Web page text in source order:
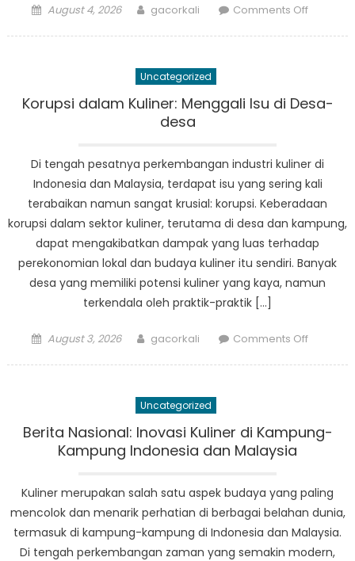
Posted
August 4, 2026 Author
gacorkali Comments Offon
Makanan
Malaysia
Uncategorized
Korupsi dalam Kuliner: Menggali Isu di Desa-
desa
Di tengah pesatnya perkembangan industri kuliner di
Indonesia dan Malaysia, terdapat isu yang sering kali
terabaikan namun sangat krusial: korupsi. Keberadaan
korupsi dalam sektor kuliner, terutama di desa dan kampung,
dapat mengakibatkan dampak yang luas terhadap
perekonomian lokal dan budaya kuliner itu sendiri. Banyak
desa yang memiliki potensi kuliner yang kaya, namun
terkendala oleh praktik-praktik […]
Posted
August 3, 2026 Author
gacorkali Comments Offon
Isu
Uncategorized
Berita Nasional: Inovasi Kuliner di Kampung-
Kampung Indonesia dan Malaysia
Kuliner merupakan salah satu aspek budaya yang paling
mencolok dan menarik perhatian di berbagai belahan dunia,
termasuk di kampung-kampung di Indonesia dan Malaysia.
Di tengah perkembangan zaman yang semakin modern,